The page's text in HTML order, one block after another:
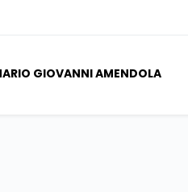
GIOVANNI AMENDOLA